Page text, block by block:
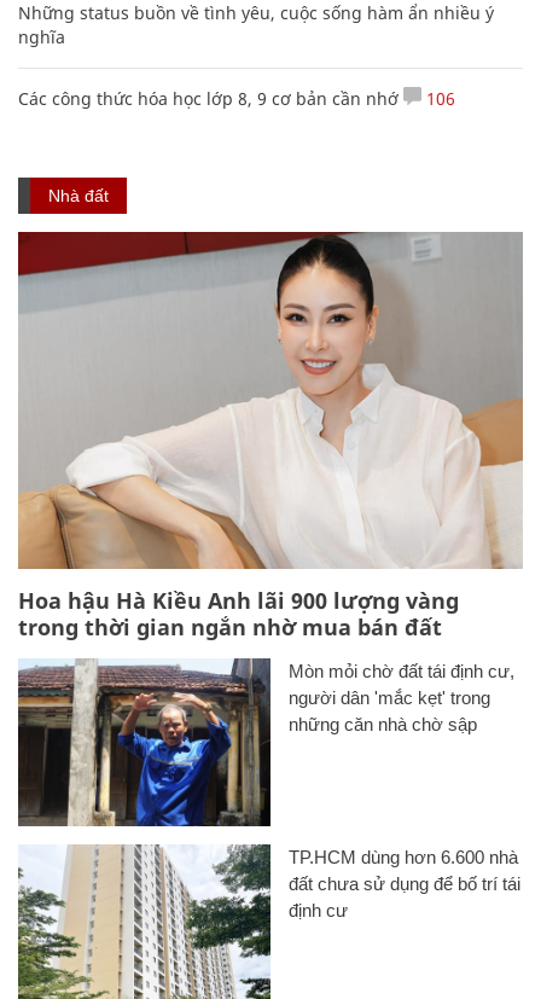
Những status buồn về tình yêu, cuộc sống hàm ẩn nhiều ý
nghĩa
Các công thức hóa học lớp 8, 9 cơ bản cần nhớ 106
Nhà đất
Hoa hậu Hà Kiều Anh lãi 900 lượng vàng
trong thời gian ngắn nhờ mua bán đất
Mòn mỏi chờ đất tái định cư,
người dân 'mắc kẹt' trong
những căn nhà chờ sập
TP.HCM dùng hơn 6.600 nhà
đất chưa sử dụng để bố trí tái
định cư